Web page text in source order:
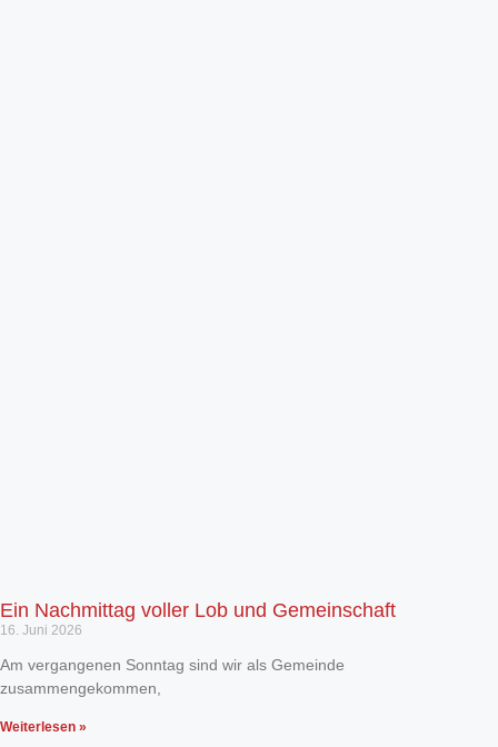
Ein Nachmittag voller Lob und Gemeinschaft
16. Juni 2026
Am vergangenen Sonntag sind wir als Gemeinde
zusammengekommen,
Weiterlesen »